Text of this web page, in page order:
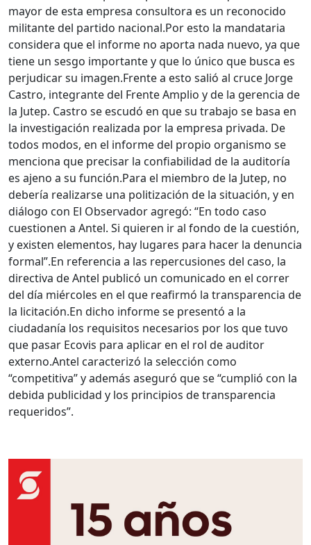
mayor de esta empresa consultora es un reconocido
militante del partido nacional.Por esto la mandataria
considera que el informe no aporta nada nuevo, ya que
tiene un sesgo importante y que lo único que busca es
perjudicar su imagen.Frente a esto salió al cruce Jorge
Castro, integrante del Frente Amplio y de la gerencia de
la Jutep. Castro se escudó en que su trabajo se basa en
la investigación realizada por la empresa privada. De
todos modos, en el informe del propio organismo se
menciona que precisar la confiabilidad de la auditoría
es ajeno a su función.Para el miembro de la Jutep, no
debería realizarse una politización de la situación, y en
diálogo con El Observador agregó: “En todo caso
cuestionen a Antel. Si quieren ir al fondo de la cuestión,
y existen elementos, hay lugares para hacer la denuncia
formal”.En referencia a las repercusiones del caso, la
directiva de Antel publicó un comunicado en el correr
del día miércoles en el que reafirmó la transparencia de
la licitación.En dicho informe se presentó a la
ciudadanía los requisitos necesarios por los que tuvo
que pasar Ecovis para aplicar en el rol de auditor
externo.Antel caracterizó la selección como
“competitiva” y además aseguró que se “cumplió con la
debida publicidad y los principios de transparencia
requeridos”.